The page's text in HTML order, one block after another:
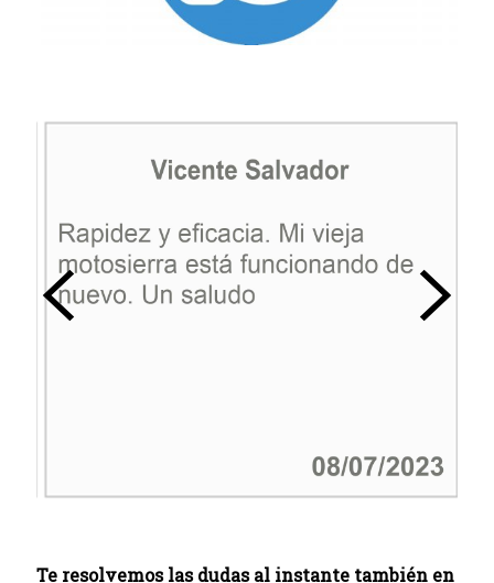
Te resolvemos las dudas al instante también en